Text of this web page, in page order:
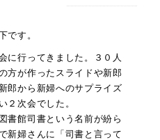
です。
に行ってきました。３０人
方が作ったスライドや新郎
郎から新婦へのサプライズ
２次会でした。
書館司書という名前が紛ら
新婦さんに「司書と言って